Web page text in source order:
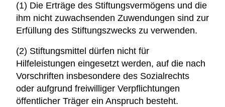
(1) Die Erträge des Stiftungsvermögens und die
ihm nicht zuwachsenden Zuwendungen sind zur
Erfüllung des Stiftungszwecks zu verwenden.
(2) Stiftungsmittel dürfen nicht für
Hilfeleistungen eingesetzt werden, auf die nach
Vorschriften insbesondere des Sozialrechts
oder aufgrund freiwilliger Verpflichtungen
öffentlicher Träger ein Anspruch besteht.